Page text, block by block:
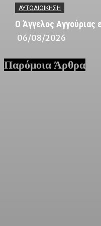
ΑΥΤΟΔΙΟΙΚΗΣΗ
Ο Άγγελος Αγγούριας
06/08/2026
Παρόμοια Άρθρα